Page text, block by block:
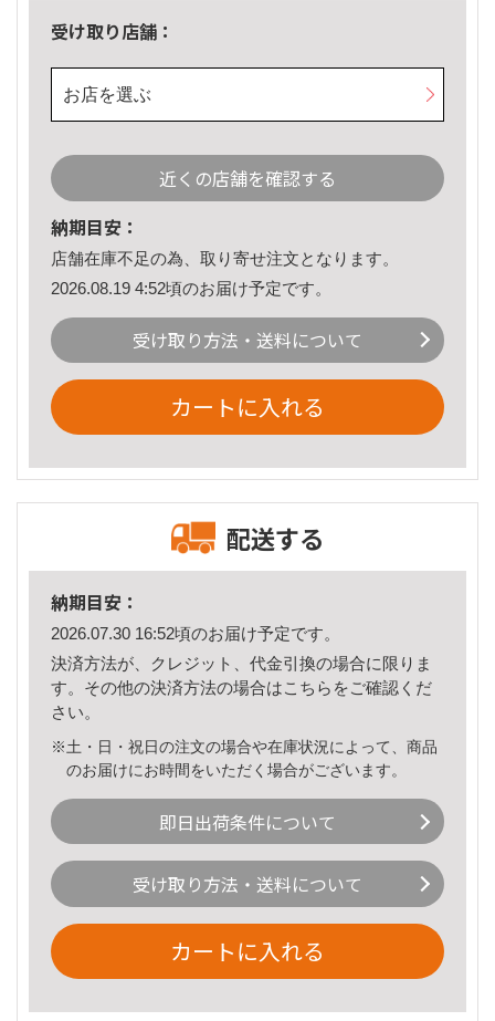
受け取り店舗：
お店を選ぶ
近くの店舗を確認する
納期目安：
店舗在庫不足の為、取り寄せ注文となります。
2026.08.19 4:52頃のお届け予定です。
受け取り方法・送料について
カートに入れる
配送する
納期目安：
2026.07.30 16:52頃のお届け予定です。
決済方法が、クレジット、代金引換の場合に限りま
す。その他の決済方法の場合はこちら をご確認くだ
さい。
※土・日・祝日の注文の場合や在庫状況によって、商品
のお届けにお時間をいただく場合がございます。
即日出荷条件について
受け取り方法・送料について
カートに入れる